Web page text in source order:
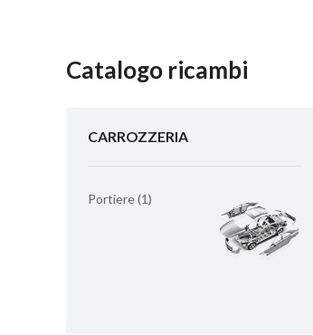
Catalogo ricambi
CARROZZERIA
Portiere (1)